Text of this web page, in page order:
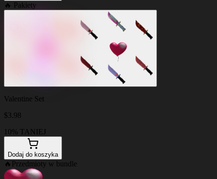
🔥 Pakiety
Valentine Set
$3.98
10% TANIEJ
Dodaj do koszyka
🔥 Przedmioty w bundle